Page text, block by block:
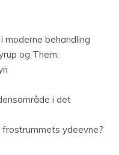
moderne behandling
og Them:
i det
frostrummets ydeevne?